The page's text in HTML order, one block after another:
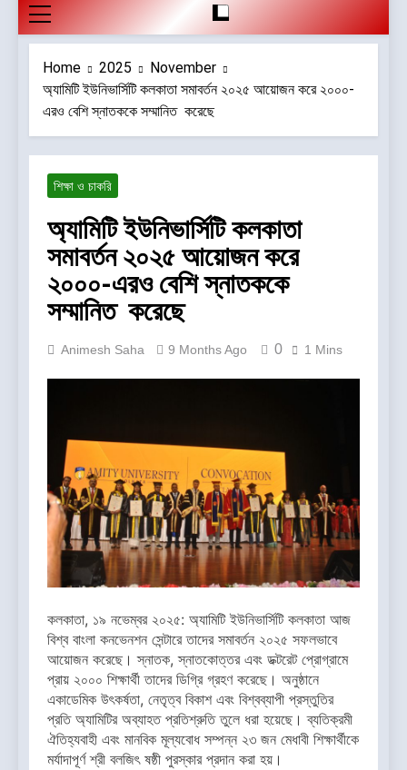
Home 2025
November
অ্যামিটি ইউনিভার্সিটি কলকাতা সমাবর্তন ২০২৫ আয়োজন করে ২০০০-
এরও বেশি স্নাতককে সম্মানিত করেছে
শিক্ষা ও চাকরি
অ্যামিটি ইউনিভার্সিটি কলকাতা
সমাবর্তন ২০২৫ আয়োজন করে
২০০০-এরও বেশি স্নাতককে
সম্মানিত করেছে
Animesh Saha 9 Months Ago 0 1 Mins
কলকাতা, ১৯ নভেম্বর ২০২৫: অ্যামিটি ইউনিভার্সিটি কলকাতা আজ
বিশ্ব বাংলা কনভেনশন সেন্টারে তাদের সমাবর্তন ২০২৫ সফলভাবে
আয়োজন করেছে। স্নাতক, স্নাতকোত্তর এবং ডক্টরেট প্রোগ্রামে
প্রায় ২০০০ শিক্ষার্থী তাদের ডিগ্রি গ্রহণ করেছে। অনুষ্ঠানে
একাডেমিক উৎকর্ষতা, নেতৃত্ব বিকাশ এবং বিশ্বব্যাপী প্রস্তুতির
প্রতি অ্যামিটির অব্যাহত প্রতিশ্রুতি তুলে ধরা হয়েছে। ব্যতিক্রমী
ঐতিহ্যবাহী এবং মানবিক মূল্যবোধ সম্পন্ন ২৩ জন মেধাবী শিক্ষার্থীকে
মর্যাদাপূর্ণ শ্রী বলজিৎ ষষ্ঠী পুরস্কার প্রদান করা হয়।